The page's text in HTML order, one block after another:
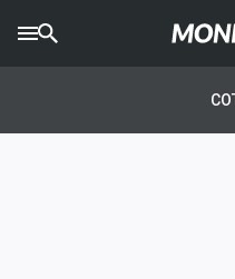
AGROTIMES